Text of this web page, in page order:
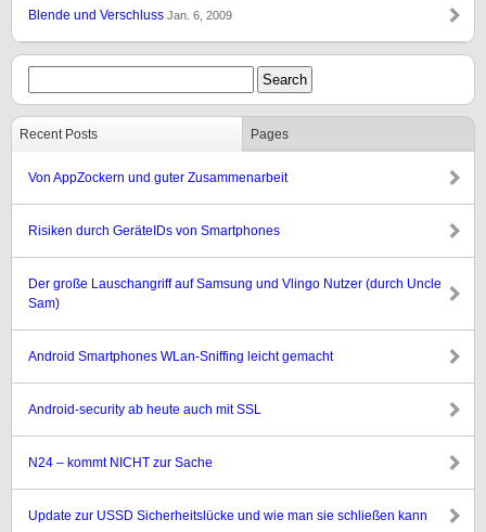
Blende und Verschluss Jan. 6, 2009
Recent Posts Pages
Von AppZockern und guter Zusammenarbeit
Risiken durch GeräteIDs von Smartphones
Der große Lauschangriff auf Samsung und Vlingo Nutzer (durch Uncle
Sam)
Android Smartphones WLan-Sniffing leicht gemacht
Android-security ab heute auch mit SSL
N24 – kommt NICHT zur Sache
Update zur USSD Sicherheitslücke und wie man sie schließen kann